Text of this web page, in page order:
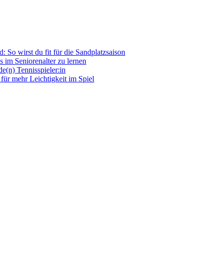
So wirst du fit für die Sandplatzsaison
im Seniorenalter zu lernen
Tennisspieler:in
mehr Leichtigkeit im Spiel